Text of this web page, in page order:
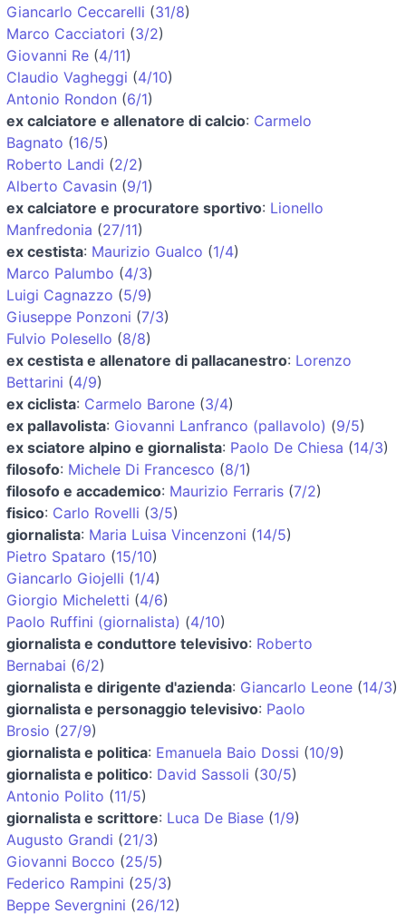
Giancarlo Ceccarelli (31/8)
Marco Cacciatori (3/2)
Giovanni Re (4/11)
Claudio Vagheggi (4/10)
Antonio Rondon (6/1)
ex calciatore e allenatore di calcio: Carmelo
Bagnato (16/5)
Roberto Landi (2/2)
Alberto Cavasin (9/1)
ex calciatore e procuratore sportivo: Lionello
Manfredonia (27/11)
ex cestista: Maurizio Gualco (1/4)
Marco Palumbo (4/3)
Luigi Cagnazzo (5/9)
Giuseppe Ponzoni (7/3)
Fulvio Polesello (8/8)
ex cestista e allenatore di pallacanestro: Lorenzo
Bettarini (4/9)
ex ciclista: Carmelo Barone (3/4)
ex pallavolista: Giovanni Lanfranco (pallavolo) (9/5)
ex sciatore alpino e giornalista: Paolo De Chiesa (14/3)
filosofo: Michele Di Francesco (8/1)
filosofo e accademico: Maurizio Ferraris (7/2)
fisico: Carlo Rovelli (3/5)
giornalista: Maria Luisa Vincenzoni (14/5)
Pietro Spataro (15/10)
Giancarlo Giojelli (1/4)
Giorgio Micheletti (4/6)
Paolo Ruffini (giornalista) (4/10)
giornalista e conduttore televisivo: Roberto
Bernabai (6/2)
giornalista e dirigente d'azienda: Giancarlo Leone (14/3)
giornalista e personaggio televisivo: Paolo
Brosio (27/9)
giornalista e politica: Emanuela Baio Dossi (10/9)
giornalista e politico: David Sassoli (30/5)
Antonio Polito (11/5)
giornalista e scrittore: Luca De Biase (1/9)
Augusto Grandi (21/3)
Giovanni Bocco (25/5)
Federico Rampini (25/3)
Beppe Severgnini (26/12)